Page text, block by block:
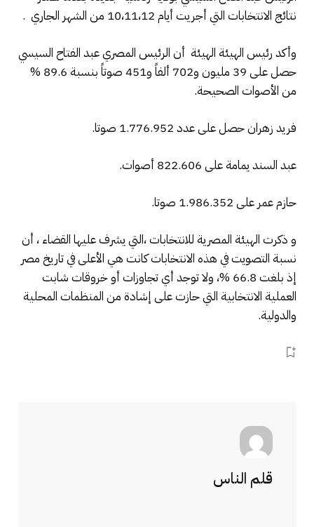
نتائج الانتخابات التي أجريت أيام 10،11،12 من الشهر الجاري .
وأكد رئيس الهيئة الهيئة أن الرئيس المصري عبد الفتاح السيسي
حصل على 39 مليون و702 ألفاً و451 صوتاً بنسبة 89.6 %
من الأصوات الصحيحة.
فريد زهران حصل على عدد 1.776.952 صوتا.
عبد السند يمامة على 822.606 أصوات.
حازم عمر على 1.986.352 صوتا.
و ذكرت الهيئة المصرية للانتخابات ،التي يشرف عليها القضاء ، أن
نسبة التصويت في هذه الانتخابات كانت هي الأعلى في تاريخ مصر
إذ بلغت 66.8 %، ولا توجد أي تجاوزات أو خروقات شابت
العملية الانتخابية التي حازت على إشادة من المنظمات المحلية
والدولية.
قلم الناس